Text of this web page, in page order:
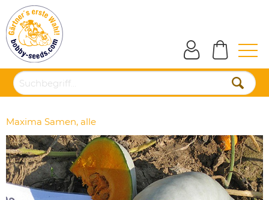
Maxima Samen, alle